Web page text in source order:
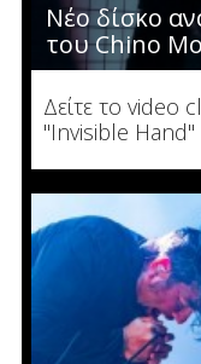
Νέο δίσκο
του Chino
Δείτε το video
"Invisible Hand"